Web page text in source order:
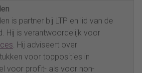
is partner bij LTP en lid van de
Hij is verantwoordelijk voor
. Hij adviseert over
voor topposities in
voor profit- als voor non-